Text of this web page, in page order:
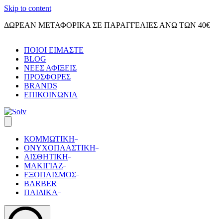
Skip to content
ΔΩΡΕΑΝ ΜΕΤΑΦΟΡΙΚΑ ΣΕ ΠΑΡΑΓΓΕΛΙΕΣ ΑΝΩ ΤΩΝ 40€
ΠΟΙΟΙ ΕΙΜΑΣΤΕ
BLOG
ΝΕΕΣ ΑΦΙΞΕΙΣ
ΠΡΟΣΦΟΡΕΣ
BRANDS
ΕΠΙΚΟΙΝΩΝΙΑ
ΚΟΜΜΩΤΙΚΗ
ΟΝΥΧΟΠΛΑΣΤΙΚΗ
ΑΙΣΘΗΤΙΚΗ
ΜΑΚΙΓΙΑΖ
ΕΞΟΠΛΙΣΜΟΣ
BARBER
ΠΑΙΔΙΚΑ